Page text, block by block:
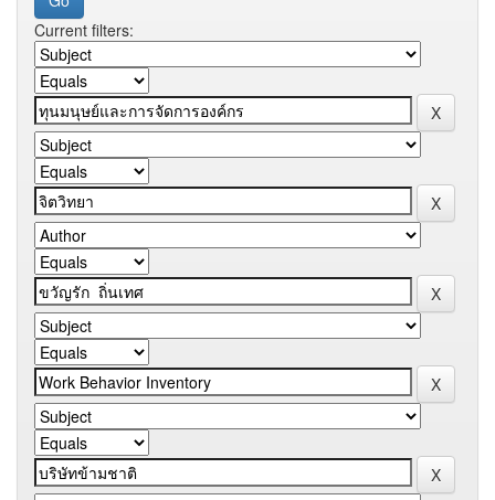
Current filters: